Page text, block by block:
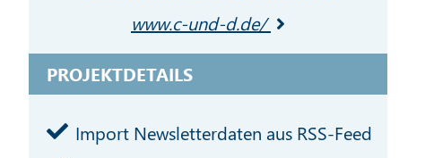
www.c-und-d.de/
PROJEKTDETAILS
Import Newsletterdaten aus RSS-Feed